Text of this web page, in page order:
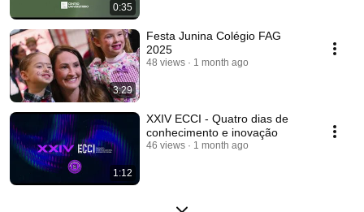
0:35
3:29
Festa Junina Colégio FAG
2025
48 views 1 month ago
1:12
XXIV ECCI - Quatro dias de
conhecimento e inovação
46 views 1 month ago